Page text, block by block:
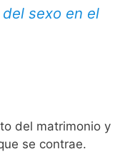
sexo en el
del matrimonio y
se contrae.